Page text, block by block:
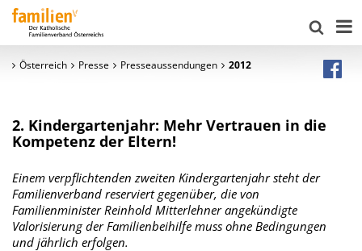
Österreich Presse Presseaussendungen 2012
2. Kindergartenjahr: Mehr Vertrauen in die
Kompetenz der Eltern!
Einem verpflichtenden zweiten Kindergartenjahr steht der
Familienverband reserviert gegenüber, die von
Familienminister Reinhold Mitterlehner angekündigte
Valorisierung der Familienbeihilfe muss ohne Bedingungen
und jährlich erfolgen.